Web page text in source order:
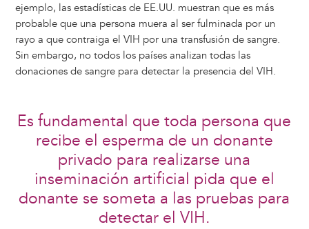
ejemplo, las estadísticas de EE.UU. muestran que es más
probable que una persona muera al ser fulminada por un
rayo a que contraiga el VIH por una transfusión de sangre.
Sin embargo, no todos los países analizan todas las
donaciones de sangre para detectar la presencia del VIH.
Es fundamental que toda persona que
recibe el esperma de un donante
privado para realizarse una
inseminación artificial pida que el
donante se someta a las pruebas para
detectar el VIH.